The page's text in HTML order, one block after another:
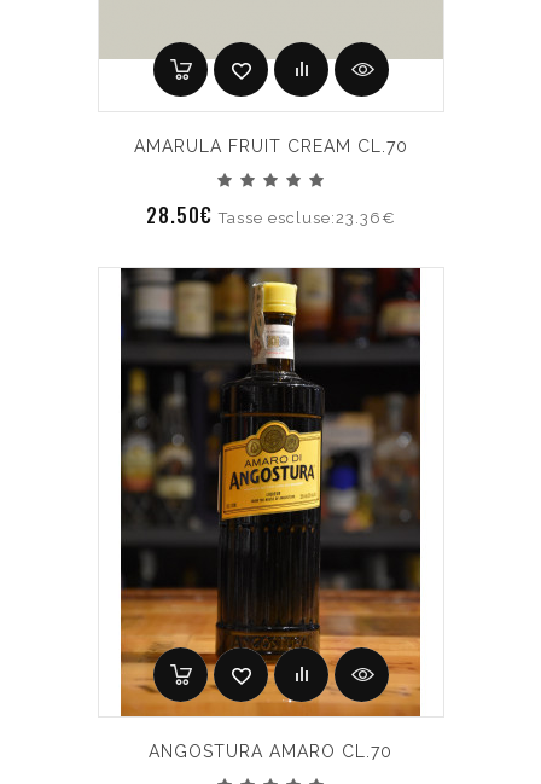
AMARULA FRUIT CREAM CL.70
28.50€Tasse escluse:23.36€
ANGOSTURA AMARO CL.70